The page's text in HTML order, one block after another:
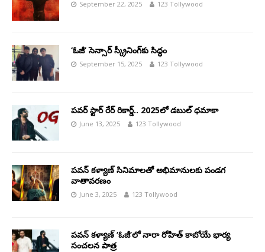
September 22, 2025 123 Tollywood
‘ఓజీ’ సెన్సార్ స్క్రీనింగ్‌కు సిద్ధం
September 15, 2025 123 Tollywood
పవర్ స్టార్ రేర్ రికార్డ్.. 2025లో డబుల్ ధమాకా
June 13, 2025 123 Tollywood
పవన్ కళ్యాణ్ సినిమాలతో అభిమానులకు పండగ
వాతావరణం
June 3, 2025 123 Tollywood
పవన్ కళ్యాణ్ ‘ఓజీ’లో నారా రోహిత్ కాబోయే భార్య
సంచలన పాత్ర